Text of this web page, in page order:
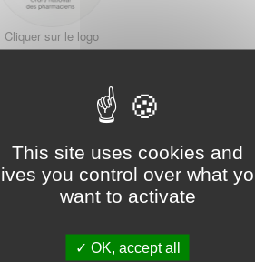
This site uses cookies and
you control over what
want to activate
OK, accept all
Cliquer sur le logo
Je suis étudiant
? Activer mon compte